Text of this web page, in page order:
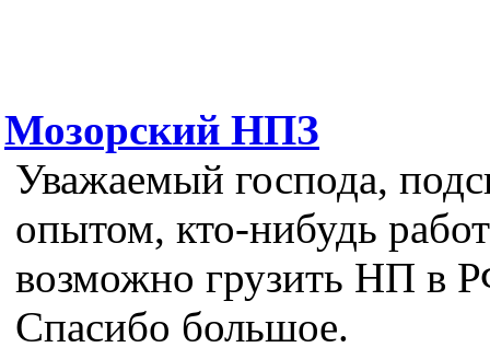
Мозорский НПЗ
Уважаемый господа,
опытом, кто-нибудь
возможно грузить НП в
Спасибо большое.